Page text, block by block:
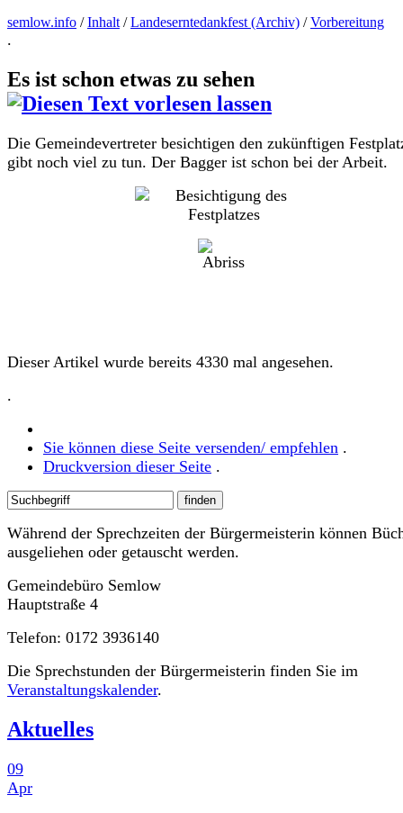
semlow.info /Inhalt /Landeserntedankfest (Archiv) /Vorbereitung
.
Es ist schon etwas zu sehen
Die Gemeindevertreter besichtigen den zukünftigen
gibt noch viel zu tun. Der Bagger ist schon bei der Arbeit.
Dieser Artikel wurde bereits 4330 mal angesehen.
.
Sie können diese Seite versenden/ empfehlen .
Druckversion dieser Seite .
Während der Sprechzeiten der Bürgermeisterin können
ausgeliehen oder getauscht werden.
Gemeindebüro Semlow
Hauptstraße 4
Telefon: 0172 3936140
Die Sprechstunden der Bürgermeisterin finden Sie im
Veranstaltungskalender.
Aktuelles
09
Apr